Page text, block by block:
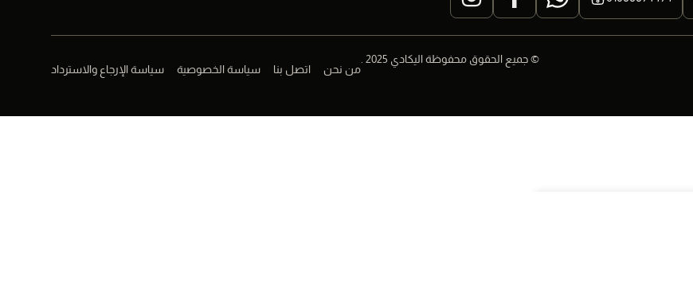
من نحن اتصل بنا سياسة الخصوصية سياسة الإرجاع والاسترداد
© جميع الحقوق محفوظة اليكادي 2025 .